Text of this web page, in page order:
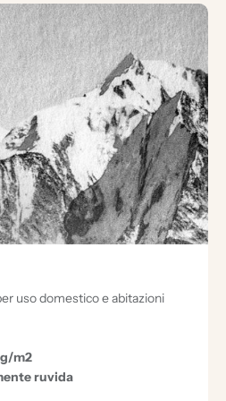
uso domestico e abitazioni
m2
ruvida